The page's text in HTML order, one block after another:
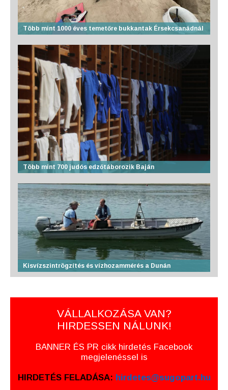
Több mint 1000 éves temetőre bukkantak Érsekcsanádnál
Több mint 700 judós edzőtáborozik Baján
Kisvízszintrögzítés és vízhozammérés a Dunán
VÁLLALKOZÁSA VAN?
HIRDESSEN NÁLUNK!
BANNER ÉS PR cikk hirdetés Facebook
megjelenéssel is
HIRDETÉS FELADÁSA: hirdetes@sugopart.hu